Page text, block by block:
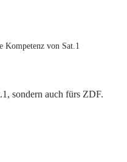
Kompetenz von Sat.1
sondern auch fürs ZDF.